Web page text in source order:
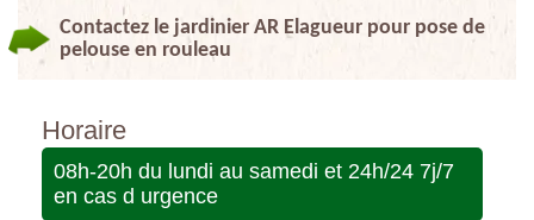
Contactez le jardinier AR Elagueur pour pose de
pelouse en rouleau
Horaire
08h-20h du lundi au samedi et 24h/24 7j/7
en cas d urgence